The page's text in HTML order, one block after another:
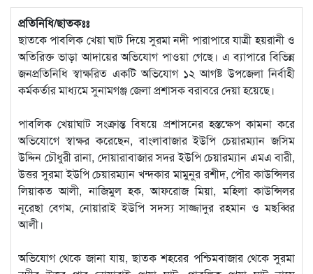
প্রতিনিধি/ছাতকঃঃ
ছাতকে পাবলিক খেয়া ঘাট দিয়ে সুরমা নদী পারাপারে যাত্রী হয়রানী ও
অতিরিক্ত ভাড়া আদায়ের অভিযোগ পাওয়া গেছে। এ ব্যাপারে বিভিন্ন
জনপ্রতিনিধি স্বাক্ষরিত একটি অভিযোগ ১২ আগষ্ট উপজেলা নির্বাহী
কর্মকর্তার মাধ্যমে সুনামগঞ্জ জেলা প্রশাসক বরাবরে দেয়া হয়েছে।
পাবলিক খেয়াঘাট সংক্রান্ত বিষয়ে প্রশাসনের হস্তক্ষেপ কামনা করে
অভিযোগে স্বাক্ষর করেছেন, বাংলাবাজার ইউপি চেয়ারম্যান জসিম
উদ্দিন চৌধুরী রানা, দোয়ারাবাজার সদর ইউপি চেয়ারম্যান এমএ বারী,
উত্তর সুরমা ইউপি চেয়ারম্যান খন্দকার মামুনুর রশীদ, পৌর কাউন্সিলর
লিয়াকত আলী, নাজিমুল হক, আফরোজ মিয়া, মহিলা কাউন্সিলর
নূরেছা বেগম, নোয়ারাই ইউপি সদস্য সাজ্জাদুর রহমান ও মছব্বির
আলী।
অভিযোগ থেকে জানা যায়, ছাতক শহরের পশ্চিমবাজার থেকে সুরমা